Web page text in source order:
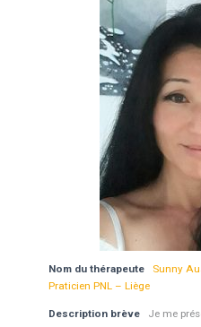
Nom du thérapeute
Sunny
Praticien PNL – Liège
Description brève Je me